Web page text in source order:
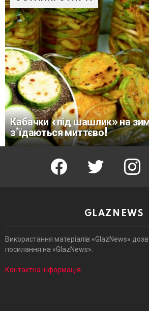
Кабачки «під шашлик» на
з’їдаються миттєво!
facebook twitter
GLAZNEWS
Використання матеріалів «GlazNews»
посилання на «GlazNews».
Контактна інформація